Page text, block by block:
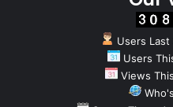
Users
Users
Views